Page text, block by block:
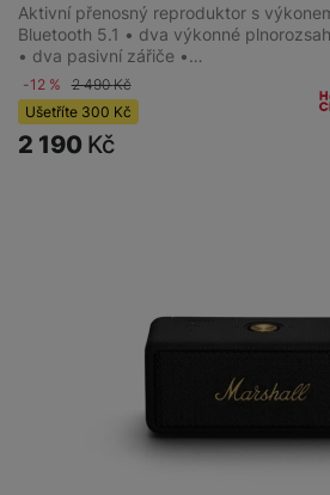
Aktivní přenosný reproduktor s
Bluetooth 5.1 • dva výkonné
• dva pasivní zářiče •…
-12 % 2 490Kč
Ušetříte 300 Kč
2 190 Kč